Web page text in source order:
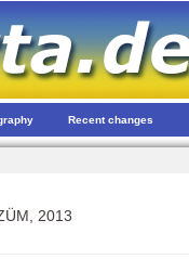
Recent changes
2013